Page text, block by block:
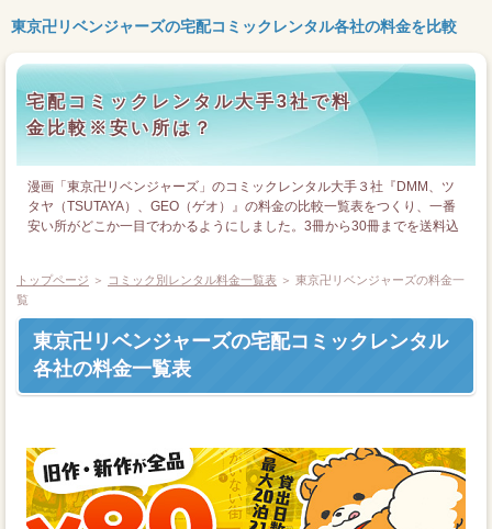
東京卍リベンジャーズの宅配コミックレンタル各社の料金を比較
宅配コミックレンタル大手3社で料
金比較※安い所は？
漫画「東京卍リベンジャーズ」のコミックレンタル大手３社『DMM、ツ
タヤ（TSUTAYA）、GEO（ゲオ）』の料金の比較一覧表をつくり、一番
安い所がどこか一目でわかるようにしました。3冊から30冊までを送料込
トップページ ＞ コミック別レンタル料金一覧表 ＞ 東京卍リベンジャーズの料金一
覧
東京卍リベンジャーズの宅配コミックレンタル
各社の料金一覧表